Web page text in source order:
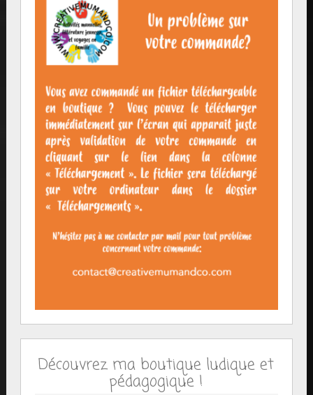
Découvrez ma boutique ludique et
pédagogique !